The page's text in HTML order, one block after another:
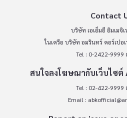
Contact
บริษัท เอเอ็มอี อิมเมจิ
ในเครือ บริษัท อมรินทร์ คอร์เปอ
Tel : 0-2422-9999
สนใจลงโฆษณากับเว็บไซต์
Tel : 02-422-9999
Email :